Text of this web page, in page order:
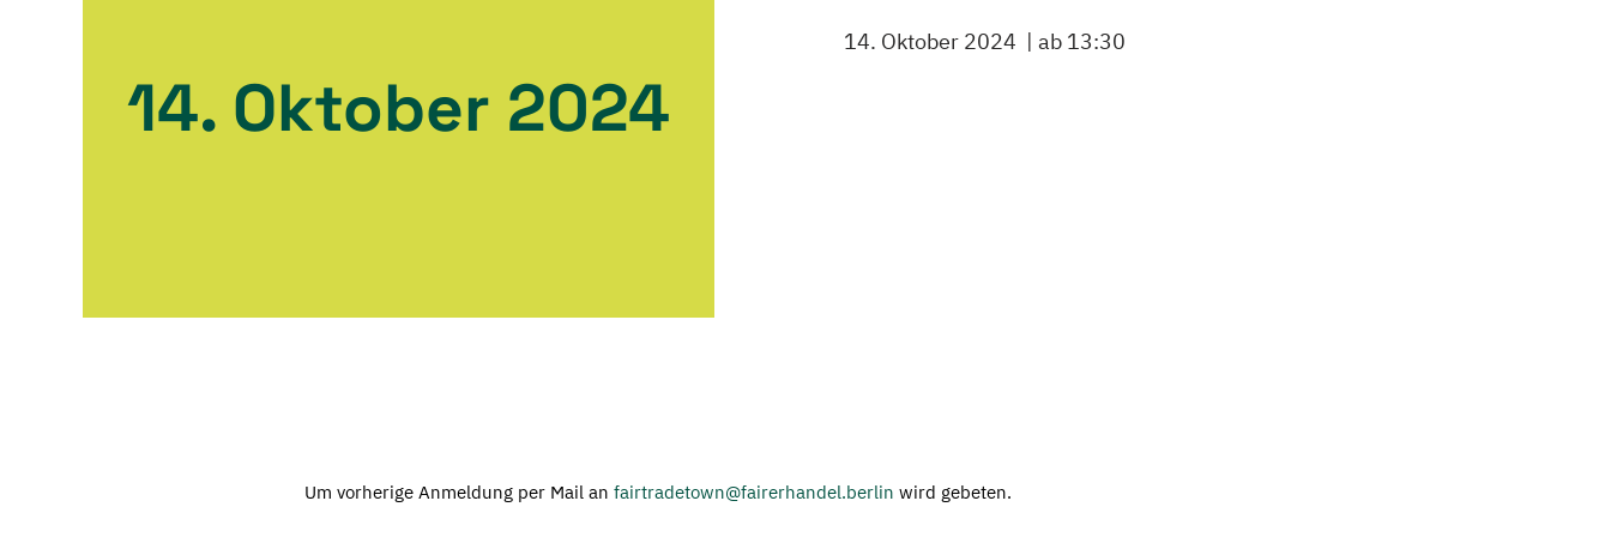
14. Oktober 2024
14. Oktober 2024 ab 13:30
Um vorherige Anmeldung per Mail anfairtradetown@fairerhandel.berlin wird gebeten.